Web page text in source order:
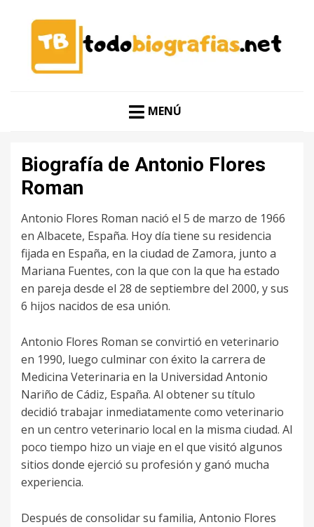
TODO BIOGRAFÍAS
MENÚ
Biografía de Antonio Flores
Roman
Antonio Flores Roman nació el 5 de marzo de 1966
en Albacete, España. Hoy día tiene su residencia
fijada en España, en la ciudad de Zamora, junto a
Mariana Fuentes, con la que con la que ha estado
en pareja desde el 28 de septiembre del 2000, y sus
6 hijos nacidos de esa unión.
Antonio Flores Roman se convirtió en veterinario
en 1990, luego culminar con éxito la carrera de
Medicina Veterinaria en la Universidad Antonio
Nariño de Cádiz, España. Al obtener su título
decidió trabajar inmediatamente como veterinario
en un centro veterinario local en la misma ciudad. Al
poco tiempo hizo un viaje en el que visitó algunos
sitios donde ejerció su profesión y ganó mucha
experiencia.
Después de consolidar su familia, Antonio Flores